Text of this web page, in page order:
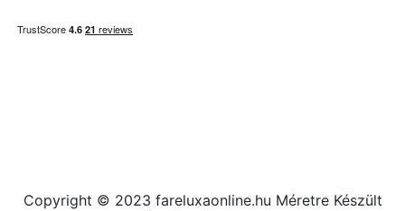
Copyright © 2023 fareluxaonline.hu Méretre Készült